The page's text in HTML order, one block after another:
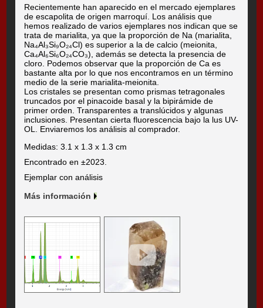
Recientemente han aparecido en el mercado ejemplares
de escapolita de origen marroquí. Los análisis que
hemos realizado de varios ejemplares nos indican que se
trata de marialita, ya que la proporción de Na (marialita,
Na₄Al₃Si₉O₂₄Cl) es superior a la de calcio (meionita,
Ca₄Al₆Si₆O₂₄CO₃), además se detecta la presencia de
cloro. Podemos observar que la proporción de Ca es
bastante alta por lo que nos encontramos en un término
medio de la serie marialita-meionita.
Los cristales se presentan como prismas tetragonales
truncados por el pinacoide basal y la bipirámide de
primer orden. Transparentes a translúcidos y algunas
inclusiones. Presentan cierta fluorescencia bajo la lus UV-
OL. Enviaremos los análisis al comprador.
Medidas: 3.1 x 1.3 x 1.3 cm
Encontrado en ±2023.
Ejemplar con análisis
Más información